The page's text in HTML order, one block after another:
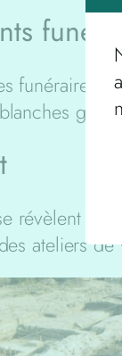
funéraires
révèlent
ateliers